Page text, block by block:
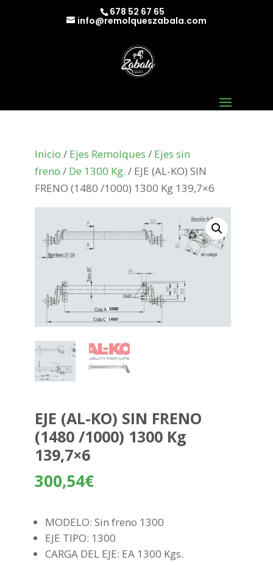
678 52 67 65
info@remolqueszabala.com
Inicio / Ejes Remolques / Ejes sin
freno / De 1300 Kg. / EJE (AL-KO) SIN
FRENO (1480 /1000) 1300 Kg 139,7×6
EJE (AL-KO) SIN FRENO
(1480 /1000) 1300 Kg
139,7×6
300,54€
MODELO: Sin freno 1300
EJE TIPO: 1300
CARGA DEL EJE: EA 1300 Kgs.